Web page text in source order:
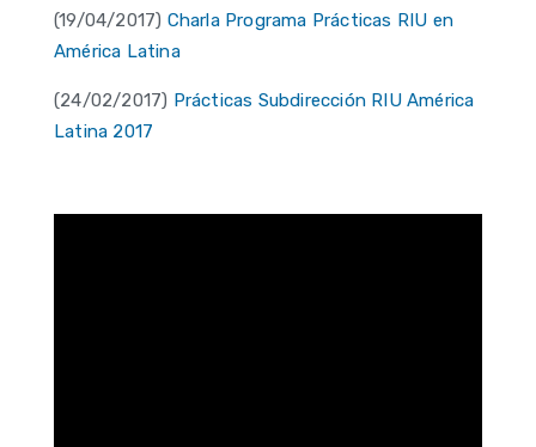
(19/04/2017) Charla Programa Prácticas RIU en
América Latina
(24/02/2017) Prácticas Subdirección RIU América
Latina 2017